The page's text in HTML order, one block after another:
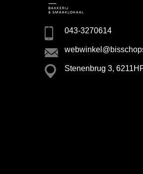
043-3270614
Stenenbrug 3,